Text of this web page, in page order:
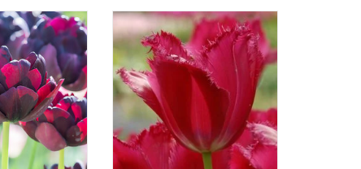
tot
60 cm
bloeiend
KOPEN
April/mei, dieprood, 70 cm
Dieprode bloem, hoge stevige
steel
INFO EN KOPEN